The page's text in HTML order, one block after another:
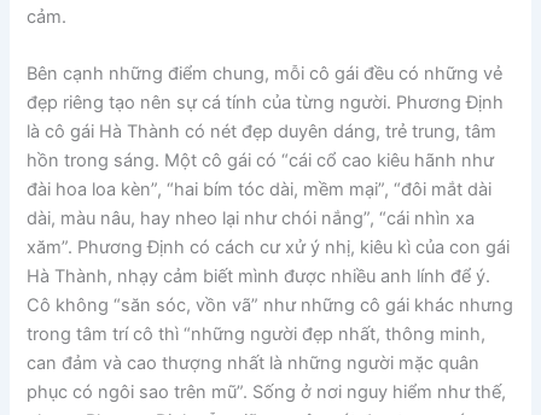
cảm.
Bên cạnh những điểm chung, mỗi cô gái đều có những vẻ
đẹp riêng tạo nên sự cá tính của từng người. Phương Định
là cô gái Hà Thành có nét đẹp duyên dáng, trẻ trung, tâm
hồn trong sáng. Một cô gái có “cái cổ cao kiêu hãnh như
đài hoa loa kèn”, “hai bím tóc dài, mềm mại”, “đôi mắt dài
dài, màu nâu, hay nheo lại như chói nắng”, “cái nhìn xa
xăm”. Phương Định có cách cư xử ý nhị, kiêu kì của con gái
Hà Thành, nhạy cảm biết mình được nhiều anh lính để ý.
Cô không “săn sóc, vồn vã” như những cô gái khác nhưng
trong tâm trí cô thì “những người đẹp nhất, thông minh,
can đảm và cao thượng nhất là những người mặc quân
phục có ngôi sao trên mũ”. Sống ở nơi nguy hiểm như thế,